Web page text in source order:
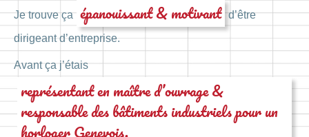
Je trouve ça épanouissant & motivant d’être
dirigeant d’entreprise.
Avant ça j’étais
représentant en maître d’ouvrage &
responsable des bâtiments industriels pour un
horloger Genevois.